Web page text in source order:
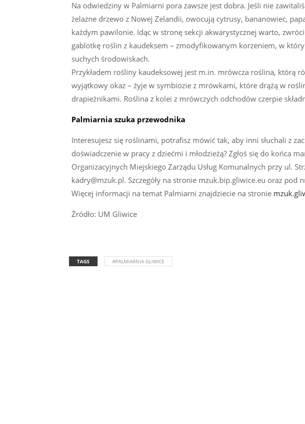
Na odwiedziny w Palmiarni pora zawsze jest dobra. Jeśli nie
żelazne drzewo z Nowej Zelandii, owocują cytrusy, bananowiec,
każdym pawilonie. Idąc w stronę sekcji akwarystycznej warto,
gablotkę roślin z kaudeksem – zmodyfikowanym korzeniem, w
suchych środowiskach.
Przykładem rośliny kaudeksowej jest m.in. mrówcza roślina, którą
wyjątkowy okaz – żyje w symbiozie z mrówkami, które drążą w
drapieżnikami. Roślina z kolei z mrówczych odchodów czerpie
Palmiarnia szuka przewodnika
Interesujesz się roślinami, potrafisz mówić tak, aby inni słuchali z
doświadczenie w pracy z dziećmi i młodzieżą? Zgłoś się do końca
Organizacyjnych Miejskiego Zarządu Usług Komunalnych przy ul.
kadry@mzuk.pl. Szczegóły na stronie mzuk.bip.gliwice.eu oraz pod
Więcej informacji na temat Palmiarni znajdziecie na stronie
Żródło: UM Gliwice
TAGS #PALMIARNIA GLIWICE